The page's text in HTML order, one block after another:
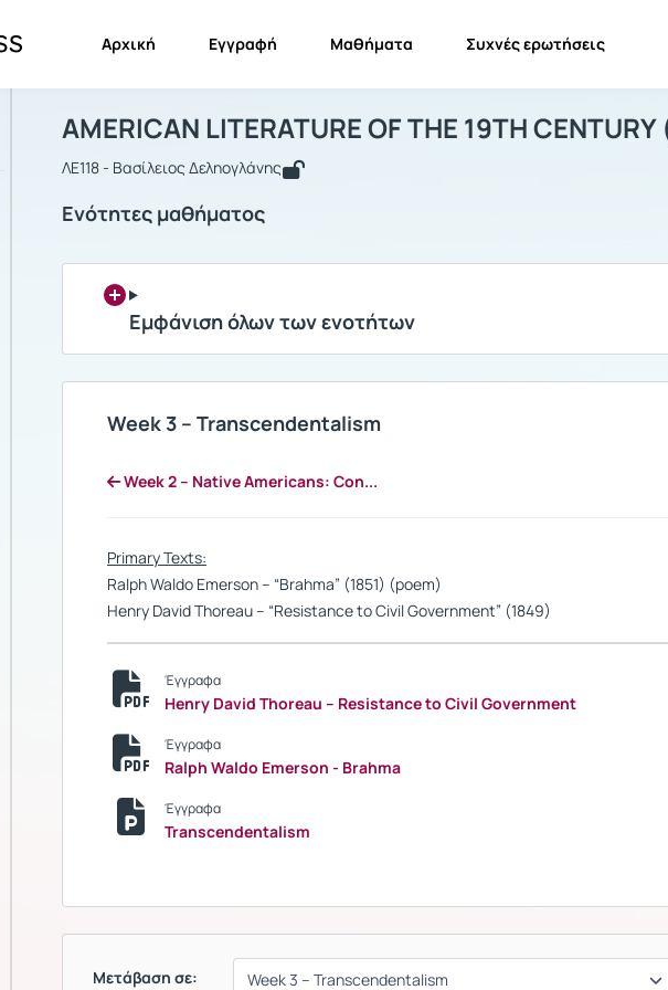
Αρχική Εγγραφή Μαθήματα Συχνές ερωτήσεις
Μάθημα : AMERICAN LITERATURE OF THE
AMERICAN LITERATURE OF THE 19TH
ΛΕ118 - Βασίλειος Δεληογλάνης
Ενότητες μαθήματος
Εμφάνιση όλων των ενοτήτων
Week 3 – Transcendentalism
Week 2 – Native Americans: Con...
Primary Texts:
Ralph Waldo Emerson – “Brahma” (1851) (poem)
Henry David Thoreau – “Resistance to Civil Government” (1849)
Έγγραφα
Henry David Thoreau – Resistance to Civil Government
Έγγραφα
Ralph Waldo Emerson - Brahma
Έγγραφα
Transcendentalism
Μετάβαση σε: